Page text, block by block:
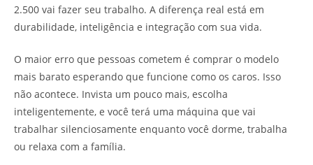
2.500 vai fazer seu trabalho. A diferença real está em
durabilidade, inteligência e integração com sua vida.
O maior erro que pessoas cometem é comprar o modelo
mais barato esperando que funcione como os caros. Isso
não acontece. Invista um pouco mais, escolha
inteligentemente, e você terá uma máquina que vai
trabalhar silenciosamente enquanto você dorme, trabalha
ou relaxa com a família.